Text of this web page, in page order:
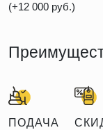
(+12 000 руб.)
ПОДАЧА